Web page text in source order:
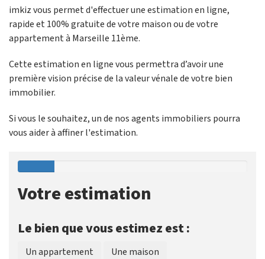
imkiz vous permet d'effectuer une estimation en ligne,
rapide et 100% gratuite de votre maison ou de votre
appartement à Marseille 11ème.
Cette estimation en ligne vous permettra d’avoir une
première vision précise de la valeur vénale de votre bien
immobilier.
Si vous le souhaitez, un de nos agents immobiliers pourra
vous aider à affiner l'estimation.
Votre estimation
Le bien que vous estimez est :
Un appartement Une maison